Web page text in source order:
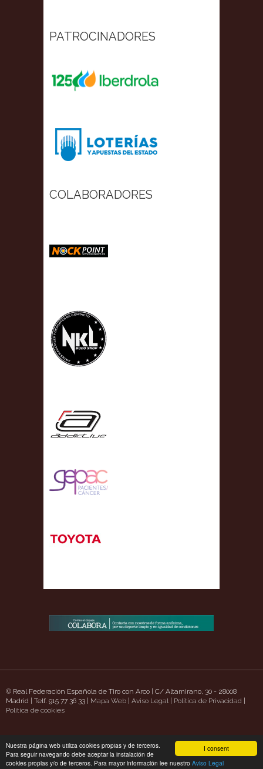
I consent
Nuestra página web utiliza cookies propias y de terceros.
Para seguir navegando debe aceptar la instalación de
cookies propias y/o de terceros. Para mayor información lee nuestro Aviso Legal
PATROCINADORES
COLABORADORES
© Real Federación Española de Tiro con Arco | C/ Altamirano, 30 - 28008
Madrid | Telf. 915 77 36 33 | Mapa Web Aviso Legal| Política de Privacidad
Política de cookies